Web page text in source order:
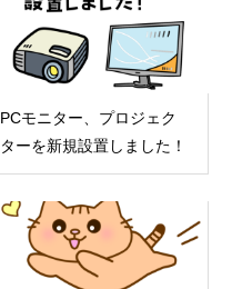
PCモニター、プロジェク
ターを新規設置しました！